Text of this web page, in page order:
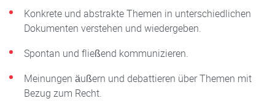
Konkrete und abstrakte Themen in unterschiedlichen
Dokumenten verstehen und wiedergeben.
Spontan und fließend kommunizieren.
Meinungen äußern und debattieren über Themen mit
Bezug zum Recht.